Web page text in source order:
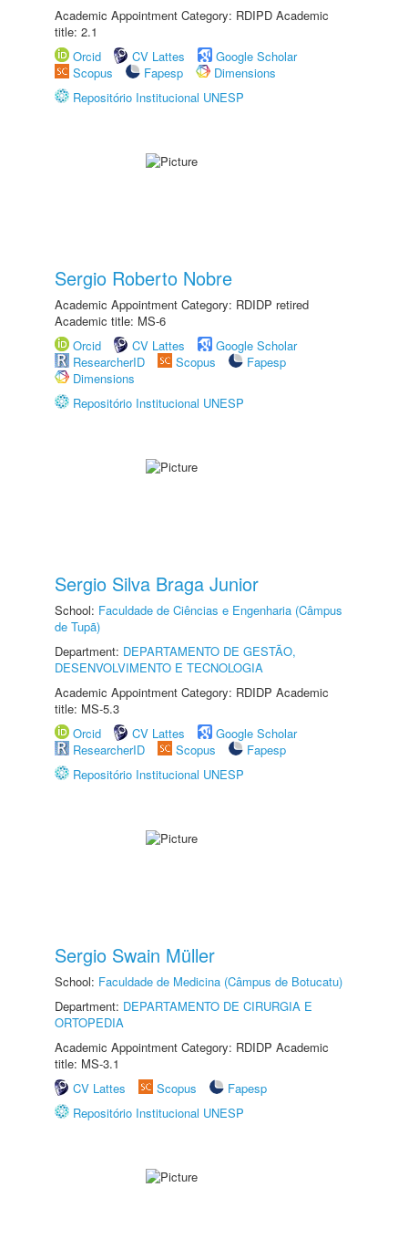
Academic Appointment Category: RDIPD Academic
title: 2.1
Orcid
CV Lattes
Google Scholar
Scopus
Fapesp
Dimensions
Repositório Institucional UNESP
Sergio Roberto Nobre
Academic Appointment Category: RDIDP retired
Academic title: MS-6
Orcid
CV Lattes
Google Scholar
ResearcherID
Scopus
Fapesp
Dimensions
Repositório Institucional UNESP
Sergio Silva Braga Junior
School: Faculdade de Ciências e Engenharia (Câmpus
de Tupã)
Department: DEPARTAMENTO DE GESTÃO,
DESENVOLVIMENTO E TECNOLOGIA
Academic Appointment Category: RDIDP Academic
title: MS-5.3
Orcid
CV Lattes
Google Scholar
ResearcherID
Scopus
Fapesp
Repositório Institucional UNESP
Sergio Swain Müller
School: Faculdade de Medicina (Câmpus de Botucatu)
Department: DEPARTAMENTO DE CIRURGIA E
ORTOPEDIA
Academic Appointment Category: RDIDP Academic
title: MS-3.1
CV Lattes
Scopus
Fapesp
Repositório Institucional UNESP